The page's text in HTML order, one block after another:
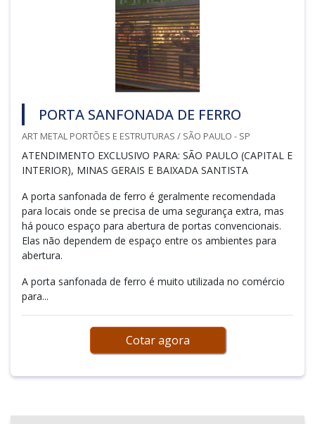
PORTA SANFONADA DE FERRO
ART METAL PORTÕES E ESTRUTURAS / SÃO PAULO - SP
ATENDIMENTO EXCLUSIVO PARA: SÃO PAULO (CAPITAL E
INTERIOR), MINAS GERAIS E BAIXADA SANTISTA
A porta sanfonada de ferro é geralmente recomendada
para locais onde se precisa de uma segurança extra, mas
há pouco espaço para abertura de portas convencionais.
Elas não dependem de espaço entre os ambientes para
abertura.
A porta sanfonada de ferro é muito utilizada no comércio
para...
Cotar agora